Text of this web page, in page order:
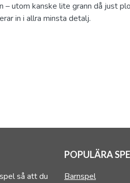
utom kanske lite grann då just
in i allra minsta detalj.
så att du
POPULÄRA
Barnspel